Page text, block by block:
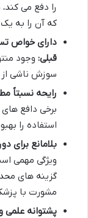
را دفع می
که آن را به
دارای خواص
قبلی: وجود
سوزش ناشی
رایحه نسبتاً
برخی دافع
استفاده را
بلامانع برای
ویژگی مهمی
گزینه های
مشورت با
پشتوانه علمی